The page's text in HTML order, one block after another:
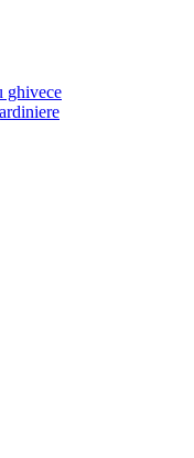
ghivece